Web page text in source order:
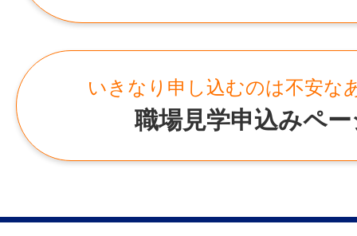
いきなり申し込むのは不安な
職場見学申込みペ